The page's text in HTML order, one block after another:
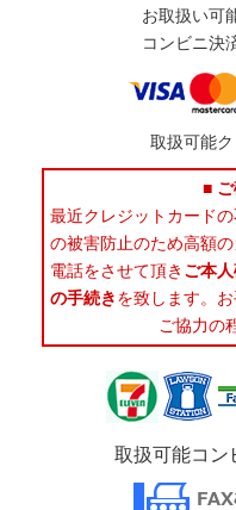
お取扱い可
コンビニ決
取扱可能
■
最近クレジットカード
の被害防止のため高額
電話をさせて頂き ご本
の手続きを致します。
ご協力の
取扱可能コン